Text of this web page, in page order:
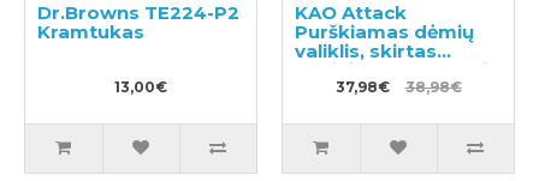
Dr.Browns TE224-P2
Kramtukas
13,00€
KAO Attack
Purškiamas dėmių
valiklis, skirtas
audiniams apdoroti
prieš skalbimą
720ml
37,98€ 38,98€